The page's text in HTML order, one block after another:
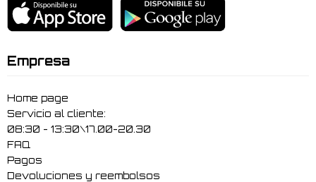
Empresa
Home page
Servicio al cliente:
08:30 - 13:30\17.00-20.30
FAQ
Pagos
Devoluciones y reembolsos